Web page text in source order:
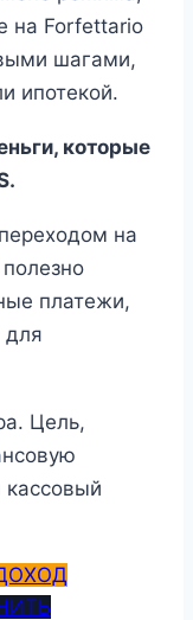
на Forfettario
шагами,
ипотекой.
которые
на
платежи,
для
Цель,
кассовый